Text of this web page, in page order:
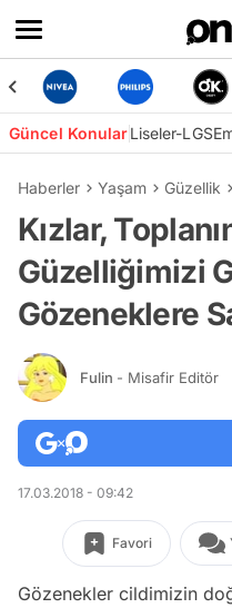
Güncel KonularLiseler-LGS
Haberler Yaşam Güzellik
Kızlar,
Güzelliğimizi
Gözeneklere
Fulin - Misafir Editör
17.03.2018 - 09:42
Favori
Gözenekler cildimizin